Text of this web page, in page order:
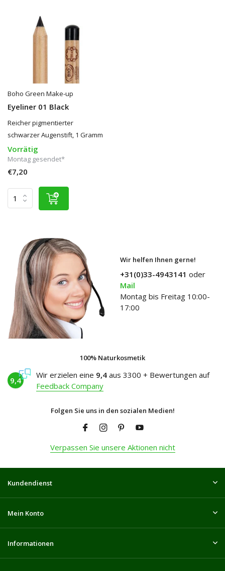
Boho Green Make-up
Eyeliner 01 Black
Reicher pigmentierter
schwarzer Augenstift, 1 Gramm
Vorrätig
Montag gesendet*
€7,20
Wir helfen Ihnen gerne!
+31(0)33-4943141 oder
Mail
Montag bis Freitag 10:00-
17:00
100% Naturkosmetik
9,4
Wir erzielen eine 9,4 aus 3300 + Bewertungen auf
Feedback Company
Folgen Sie uns in den sozialen Medien!
Verpassen Sie unsere Aktionen nicht
Kundendienst
Mein Konto
Informationen